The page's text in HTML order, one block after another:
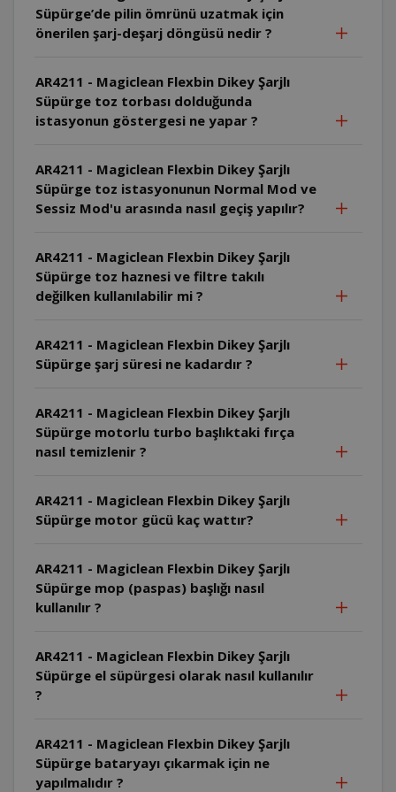
Süpürge’de pilin ömrünü uzatmak için
önerilen şarj-deşarj döngüsü nedir ?
AR4211 - Magiclean Flexbin Dikey Şarjlı
Süpürge toz torbası dolduğunda
istasyonun göstergesi ne yapar ?
AR4211 - Magiclean Flexbin Dikey Şarjlı
Süpürge toz istasyonunun Normal Mod ve
Sessiz Mod'u arasında nasıl geçiş yapılır?
AR4211 - Magiclean Flexbin Dikey Şarjlı
Süpürge toz haznesi ve filtre takılı
değilken kullanılabilir mi ?
AR4211 - Magiclean Flexbin Dikey Şarjlı
Süpürge şarj süresi ne kadardır ?
AR4211 - Magiclean Flexbin Dikey Şarjlı
Süpürge motorlu turbo başlıktaki fırça
nasıl temizlenir ?
AR4211 - Magiclean Flexbin Dikey Şarjlı
Süpürge motor gücü kaç wattır?
AR4211 - Magiclean Flexbin Dikey Şarjlı
Süpürge mop (paspas) başlığı nasıl
kullanılır ?
AR4211 - Magiclean Flexbin Dikey Şarjlı
Süpürge el süpürgesi olarak nasıl kullanılır
?
AR4211 - Magiclean Flexbin Dikey Şarjlı
Süpürge bataryayı çıkarmak için ne
yapılmalıdır ?